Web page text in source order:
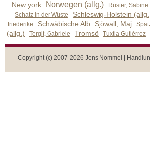
New york
Norwegen (allg.) Rüster, Sabine
Schatz in der Wüste
Schleswig-Holstein
friederike Schwäbische Alb Sjöwall, Maj
(allg.) Tergit, Gabriele Tromsö Tuxtla Gutiérrez
Copyright (c) 2007-2026 Jens Nommel |